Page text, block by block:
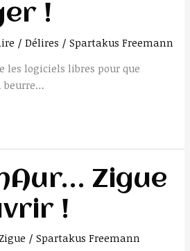
!
/Délires /Spartakus Freemann
les logiciels libres pour que
beurre…
Zigue
!
/Spartakus Freemann